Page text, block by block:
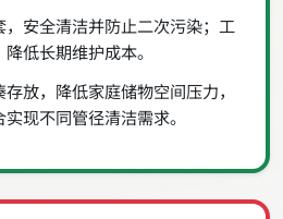
安全清洁并防止二次污染；工
低长期维护成本。
放，降低家庭储物空间压力，
现不同管径清洁需求。